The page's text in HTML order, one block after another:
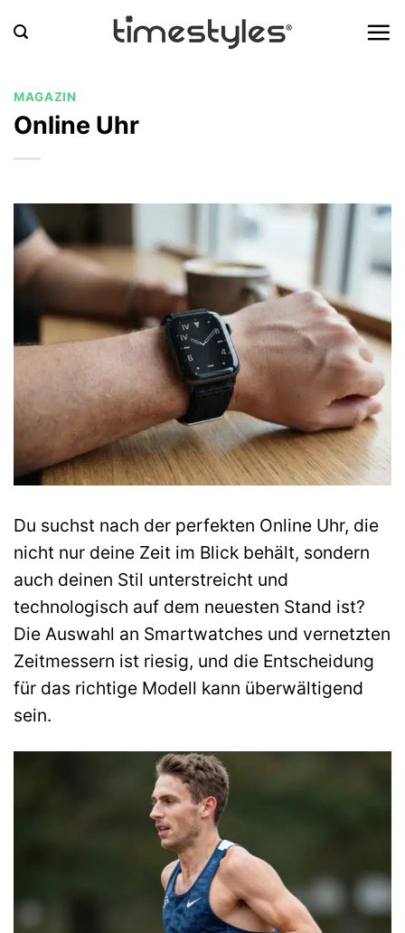
Inhalt
MAGAZIN
Online Uhr
Du suchst nach der perfekten Online Uhr, die
nicht nur deine Zeit im Blick behält, sondern
auch deinen Stil unterstreicht und
technologisch auf dem neuesten Stand ist?
Die Auswahl an Smartwatches und vernetzten
Zeitmessern ist riesig, und die Entscheidung
für das richtige Modell kann überwältigend
sein.